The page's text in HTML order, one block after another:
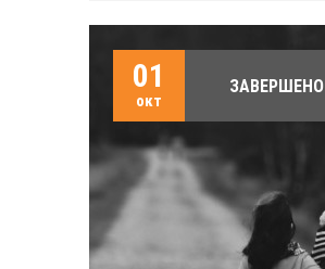
01
окт
ЗАВЕРШЕНО